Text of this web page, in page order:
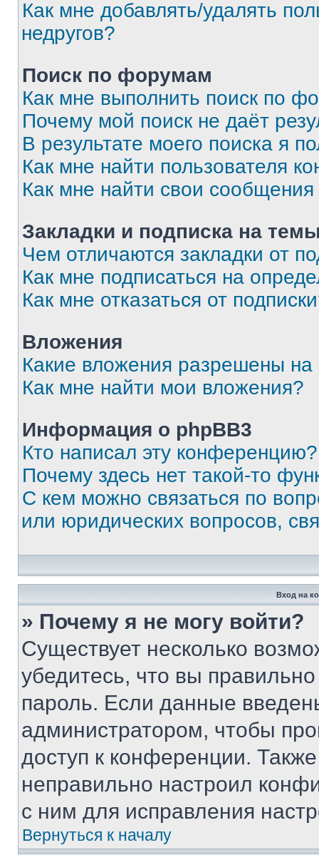
Как мне добавлять/удалять
недругов?
Поиск по форумам
Как мне выполнить поиск по
Почему мой поиск не даёт
В результате моего поиска я
Как мне найти пользователя
Как мне найти свои
Закладки и подписка на
Чем отличаются закладки от
Как мне подписаться на
Как мне отказаться от
Вложения
Какие вложения разрешены
Как мне найти мои вложения?
Информация о phpBB3
Кто написал эту конференцию?
Почему здесь нет такой-то
С кем можно связаться по
или юридических вопросов,
Вход на
» Почему я не могу войти?
Существует несколько
убедитесь, что вы
пароль. Если данные
администратором, чтобы
доступ к конференции.
неправильно настроил
с ним для исправления
Вернуться к началу